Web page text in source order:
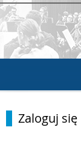
Zaloguj się